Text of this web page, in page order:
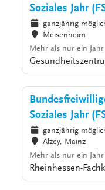
Soziales Jahr
ganzjährig
Meisenheim
Mehr als nur ein
Soziales Jahr
ganzjährig
Alzey, Mainz
Mehr als nur ein
Rheinhessen-